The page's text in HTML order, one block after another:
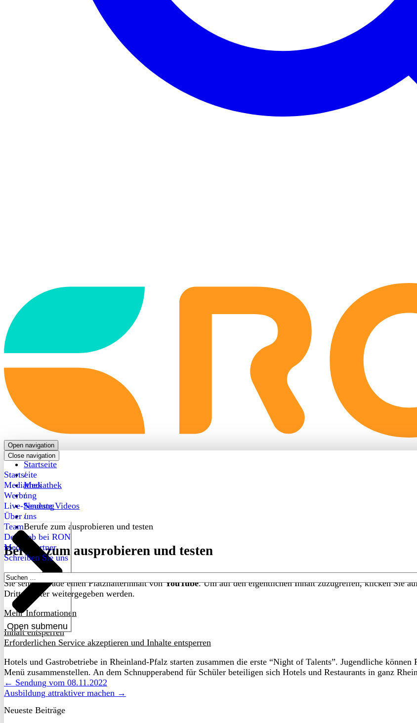
frontpage
Open navigation
Close navigation
Startseite
Mediathek
Werbung
Live-Sendung
Über uns
Open submenu
Team
Dein Job bei RON
Medienpartner
Schreiben Sie uns
Suchen
nach:
Startseite
/
Mediathek
/
Neueste Videos
/
Berufe zum ausprobieren und testen
Berufe zum ausprobieren und testen
Sie sehen gerade einen Platzhalterinhalt vonYouTube. Um auf den eigentlichen Inhalt zuzugreifen, klicken Sie
Drittanbieter weitergegeben werden.
Mehr Informationen
Inhalt entsperren
Erforderlichen Service akzeptieren und Inhalte entsperren
Hotels und Gastrobetriebe in Rheinland-Pfalz starten zusammen die erste “Night of Talents”. Jugendliche
Menü zusammenstellen. An dem Schnupperabend für Schüler beteiligen sich Hotels und Restaurants in ganz
← Sendung vom 08.11.2022
Ausbildung attraktiver machen →
Neueste Beiträge